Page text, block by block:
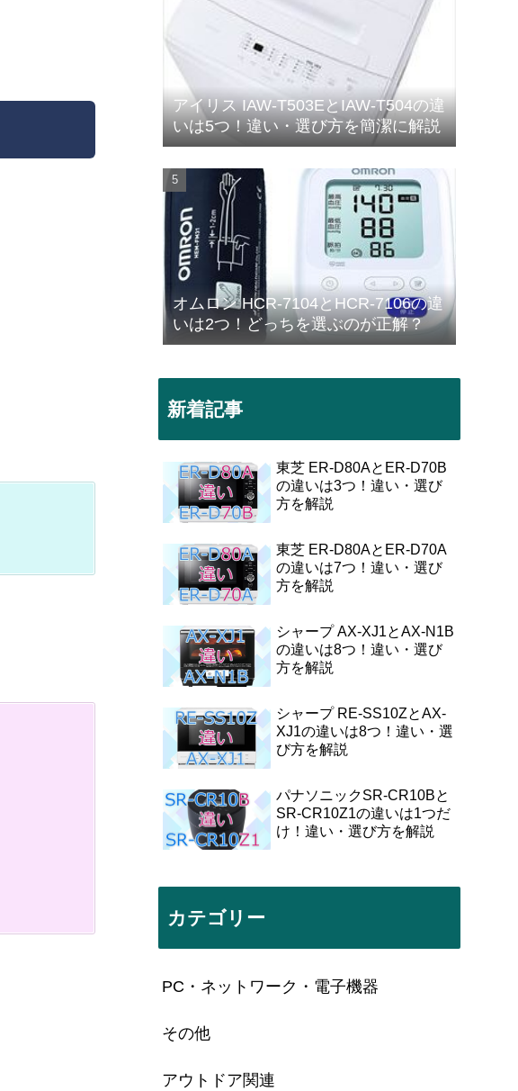
アイリス IAW-T503EとIAW-T504の違
いは5つ！違い・選び方を簡潔に解説
オムロン HCR-7104とHCR-7106の違
いは2つ！どっちを選ぶのが正解？
新着記事
東芝 ER-D80AとER-D70B
の違いは3つ！違い・選び
方を解説
東芝 ER-D80AとER-D70A
の違いは7つ！違い・選び
方を解説
シャープ AX-XJ1とAX-N1B
の違いは8つ！違い・選び
方を解説
シャープ RE-SS10ZとAX-
XJ1の違いは8つ！違い・選
び方を解説
パナソニックSR-CR10Bと
SR-CR10Z1の違いは1つだ
け！違い・選び方を解説
カテゴリー
PC・ネットワーク・電子機器
その他
アウトドア関連